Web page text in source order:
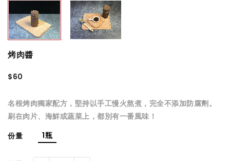
烤肉醬
$60
名根烤肉獨家配方，堅持以手工慢火熬煮，完全不添加防腐劑。
刷在肉片、海鮮或蔬菜上，都別有一番風味！
份量
1瓶